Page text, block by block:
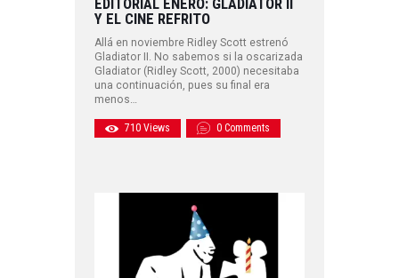
EDITORIAL ENERO: GLADIATOR II
Y EL CINE REFRITO
Allá en noviembre Ridley Scott estrenó
Gladiator II. No sabemos si la oscarizada
Gladiator (Ridley Scott, 2000) necesitaba
una continuación, pues su final era
menos…
710 Views 0 Comments